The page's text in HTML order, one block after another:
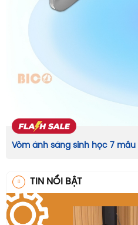
Vòm ánh sáng sinh học 7
TIN NỔI BẬT